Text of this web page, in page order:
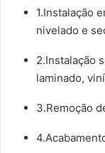
1.Instalação
nivelado e
2.Instalação
laminado,
3.Remoção